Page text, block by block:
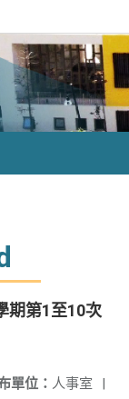
期第1至10次
單位： 人事室 |